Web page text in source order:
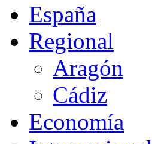
España
Regional
Aragón
Cádiz
Economía